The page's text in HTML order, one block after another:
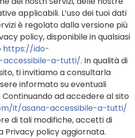
applicabili. L’uso dei tuoi dati
è regolato dalla versione più
policy, disponibile in qualsiasi
https://ido-
a-tutti/. In qualità di
ti invitiamo a consultarla
informato su eventuali
Continuando ad accedere al sito
it/asana-accessibile-a-tutti/
di tali modifiche, accetti di
Privacy policy aggiornata.